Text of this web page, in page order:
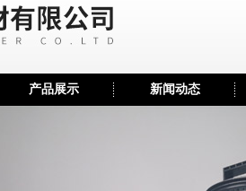
产品展示 新闻动态